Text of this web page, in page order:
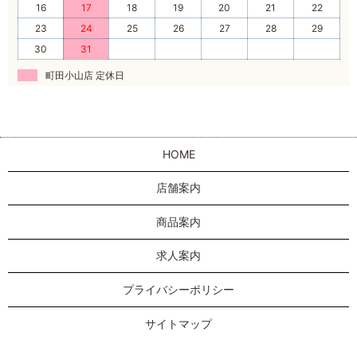
16
17 18 19 20 21
22
23
24 25 26 27 28
29
30
31
町田小山店 定休日
HOME
店舗案内
商品案内
求人案内
プライバシーポリシー
サイトマップ